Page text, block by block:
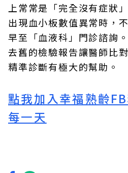
上常常是「完全沒有症狀
出現血小板數值異常時，
早至「血液科」門診諮詢
去舊的檢驗報告讓醫師比
精準診斷有極大的幫助。
點我加入幸福熟齡
每一天